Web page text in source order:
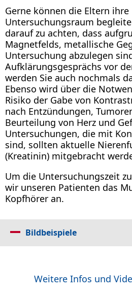
Gerne können die Eltern
Untersuchungsraum
darauf zu achten, dass
Magnetfelds, metallische
Untersuchung abzulegen
Aufklärungsgesprächs vor
werden Sie auch nochmals
Ebenso wird über die
Risiko der Gabe von
nach Entzündungen,
Beurteilung von Herz und
Untersuchungen, die mit
sind, sollten aktuelle
(Kreatinin) mitgebracht
Um die Untersuchungszeit
wir unseren Patienten das
Kopfhörer an.
Bildbeispiele
Weitere Infos und